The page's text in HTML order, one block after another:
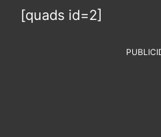
[quads id=2]